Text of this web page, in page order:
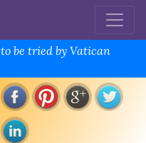
be tried by Vatican